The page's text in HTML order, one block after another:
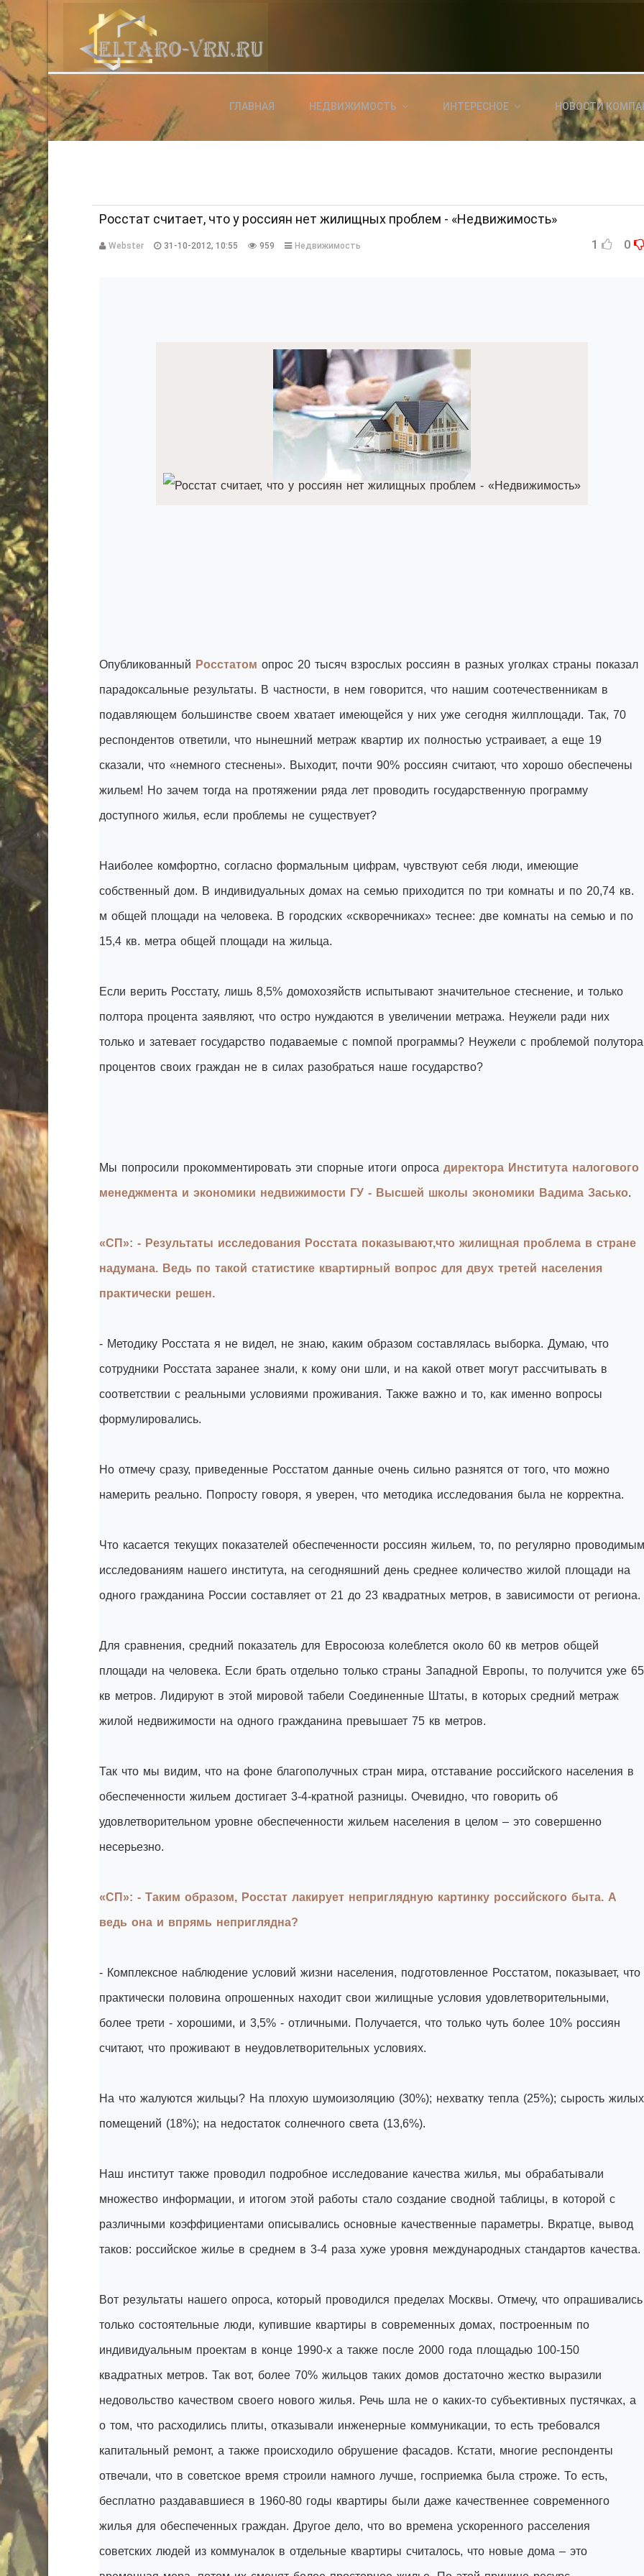
АВТОРИЗАЦИЯ НА САЙТЕ
Чужой компьютер Забыли пароль?
Регистрация
ГЛАВНАЯ НЕДВИЖИМОСТЬ ИНТЕРЕСНОЕ НОВОСТИ
Росстат считает, что у россиян нет жилищных проблем - «Недвижимость»
Webster 31-10-2012, 10:55 959 Недвижимость 1 0
Опубликованный Росстатом опрос 20 тысяч взрослых россиян в разных уголках страны показал
парадоксальные результаты. В частности, в нем говорится, что нашим соотечественникам в
подавляющем большинстве своем хватает имеющейся у них уже сегодня жилплощади. Так, 70
респондентов ответили, что нынешний метраж квартир их полностью устраивает, а еще 19
сказали, что «немного стеснены». Выходит, почти 90% россиян считают, что хорошо обеспечены
жильем! Но зачем тогда на протяжении ряда лет проводить государственную программу
доступного жилья, если проблемы не существует?
Наиболее комфортно, согласно формальным цифрам, чувствуют себя люди, имеющие
собственный дом. В индивидуальных домах на семью приходится по три комнаты и по 20,74 кв.
м общей площади на человека. В городских «скворечниках» теснее: две комнаты на семью и по
15,4 кв. метра общей площади на жильца.
Если верить Росстату, лишь 8,5% домохозяйств испытывают значительное стеснение, и только
полтора процента заявляют, что остро нуждаются в увеличении метража. Неужели ради них
только и затевает государство подаваемые с помпой программы? Неужели с проблемой полутора
процентов своих граждан не в силах разобраться наше государство?
Мы попросили прокомментировать эти спорные итоги опроса директора Института налогового
менеджмента и экономики недвижимости ГУ - Высшей школы экономики Вадима Засько.
«СП»: - Результаты исследования Росстата показывают,что жилищная проблема в стране
надумана. Ведь по такой статистике квартирный вопрос для двух третей населения
практически решен.
- Методику Росстата я не видел, не знаю, каким образом составлялась выборка. Думаю, что
сотрудники Росстата заранее знали, к кому они шли, и на какой ответ могут рассчитывать в
соответствии с реальными условиями проживания. Также важно и то, как именно вопросы
формулировались.
Но отмечу сразу, приведенные Росстатом данные очень сильно разнятся от того, что можно
намерить реально. Попросту говоря, я уверен, что методика исследования была не корректна.
Что касается текущих показателей обеспеченности россиян жильем, то, по регулярно проводимым
исследованиям нашего института, на сегодняшний день среднее количество жилой площади на
одного гражданина России составляет от 21 до 23 квадратных метров, в зависимости от региона.
Для сравнения, средний показатель для Евросоюза колеблется около 60 кв метров общей
площади на человека. Если брать отдельно только страны Западной Европы, то получится уже 65
кв метров. Лидируют в этой мировой табели Соединенные Штаты, в которых средний метраж
жилой недвижимости на одного гражданина превышает 75 кв метров.
Так что мы видим, что на фоне благополучных стран мира, отставание российского населения в
обеспеченности жильем достигает 3-4-кратной разницы. Очевидно, что говорить об
удовлетворительном уровне обеспеченности жильем населения в целом – это совершенно
несерьезно.
«СП»: - Таким образом, Росстат лакирует неприглядную картинку российского быта. А
ведь она и впрямь неприглядна?
- Комплексное наблюдение условий жизни населения, подготовленное Росстатом, показывает, что
практически половина опрошенных находит свои жилищные условия удовлетворительными,
более трети - хорошими, и 3,5% - отличными. Получается, что только чуть более 10% россиян
считают, что проживают в неудовлетворительных условиях.
На что жалуются жильцы? На плохую шумоизоляцию (30%); нехватку тепла (25%); сырость жилых
помещений (18%); на недостаток солнечного света (13,6%).
Наш институт также проводил подробное исследование качества жилья, мы обрабатывали
множество информации, и итогом этой работы стало создание сводной таблицы, в которой с
различными коэффициентами описывались основные качественные параметры. Вкратце, вывод
таков: российское жилье в среднем в 3-4 раза хуже уровня международных стандартов качества.
Вот результаты нашего опроса, который проводился пределах Москвы. Отмечу, что опрашивались
только состоятельные люди, купившие квартиры в современных домах, построенным по
индивидуальным проектам в конце 1990-х а также после 2000 года площадью 100-150
квадратных метров. Так вот, более 70% жильцов таких домов достаточно жестко выразили
недовольство качеством своего нового жилья. Речь шла не о каких-то субъективных пустячках, а
о том, что расходились плиты, отказывали инженерные коммуникации, то есть требовался
капитальный ремонт, а также происходило обрушение фасадов. Кстати, многие респонденты
отвечали, что в советское время строили намного лучше, госприемка была строже. То есть,
бесплатно раздававшиеся в 1960-80 годы квартиры были даже качественнее современного
жилья для обеспеченных граждан. Другое дело, что во времена ускоренного расселения
советских людей из коммуналок в отдельные квартиры считалось, что новые дома – это